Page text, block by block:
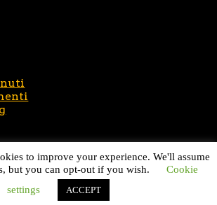
Massimo Brusasco
. All Rights
Lite by Slocum Studio
to improve your experience. We'll assume
but you can opt-out if you wish.
Cookie
settings
ACCEPT